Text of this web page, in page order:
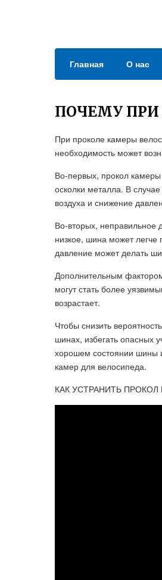
Главная О нас
ПОЧЕМУ
При проколе камеры
необходимость может
Во-первых, прокол камеры
осколки металла. В
воздуха и снижение
Во-вторых, неправильное
низкое, шина может легче
давление может делать
Дополнительным
могут стать более
возрастает.
Чтобы снизить
шинах, избегать опасных
хорошем состоянии шины
камер для велосипеда.
КАК УСТРАНИТЬ